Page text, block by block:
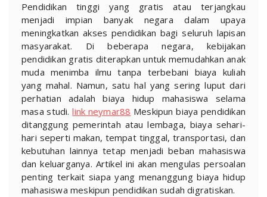
Pendidikan tinggi yang gratis atau terjangkau
menjadi impian banyak negara dalam upaya
meningkatkan akses pendidikan bagi seluruh lapisan
masyarakat. Di beberapa negara, kebijakan
pendidikan gratis diterapkan untuk memudahkan anak
muda menimba ilmu tanpa terbebani biaya kuliah
yang mahal. Namun, satu hal yang sering luput dari
perhatian adalah biaya hidup mahasiswa selama
masa studi.link neymar88 Meskipun biaya pendidikan
ditanggung pemerintah atau lembaga, biaya sehari-
hari seperti makan, tempat tinggal, transportasi, dan
kebutuhan lainnya tetap menjadi beban mahasiswa
dan keluarganya. Artikel ini akan mengulas persoalan
penting terkait siapa yang menanggung biaya hidup
mahasiswa meskipun pendidikan sudah digratiskan.